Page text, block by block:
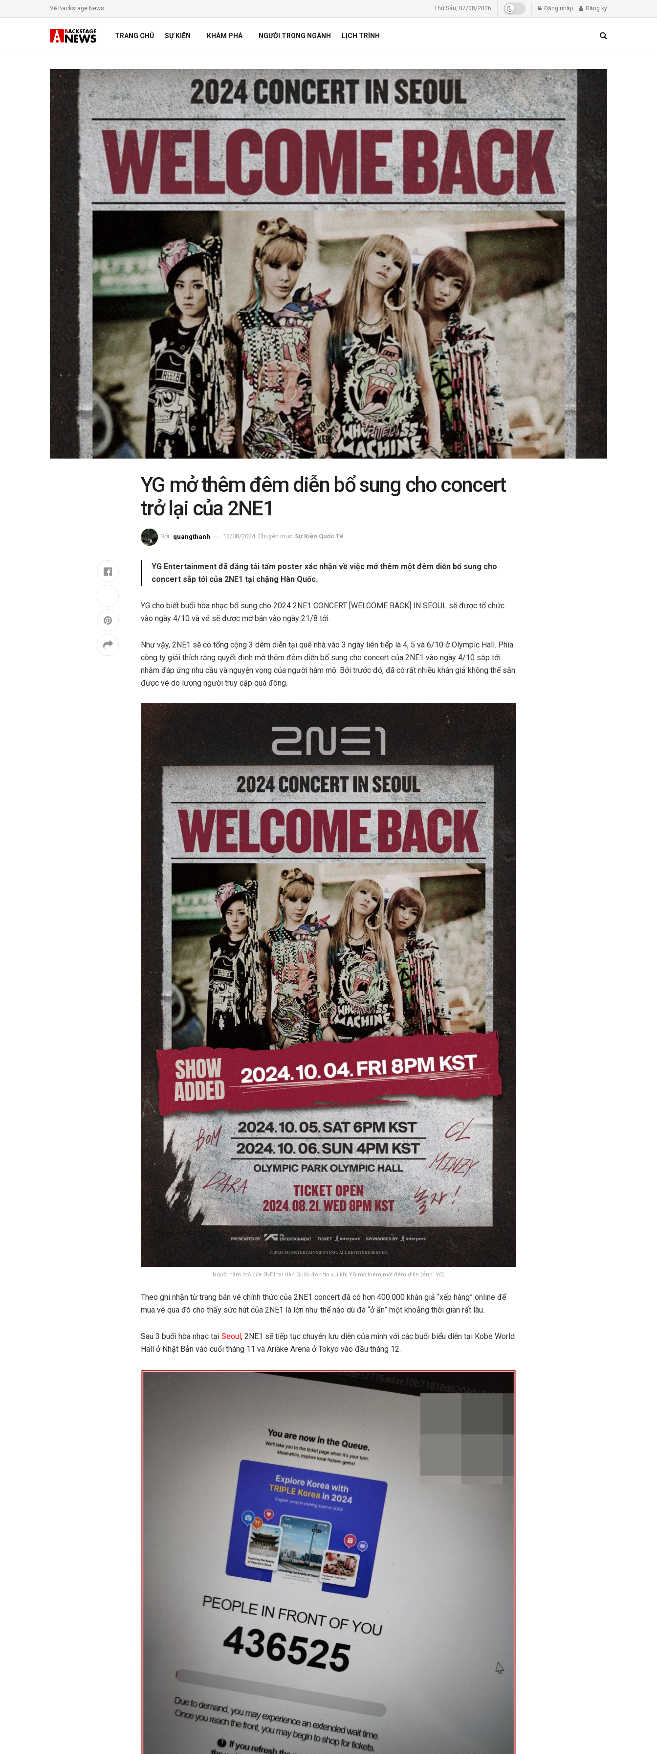
Về Backstage News Thứ Sáu, 07/08/2026 Đăng nhập Đăng ký
TRANG CHỦ SỰ KIỆN KHÁM PHÁ NGƯỜI TRONG NGÀNH LỊCH TRÌNH
YG mở thêm đêm diễn bổ sung cho concert
trở lại của 2NE1
Bởi quangthanh 12/08/2024 Chuyên mục Sự Kiện Quốc Tế
YG Entertainment đã đăng tải tấm poster xác nhận về việc mở thêm một đêm diễn bổ sung cho
concert sắp tới của 2NE1 tại chặng Hàn Quốc.
YG cho biết buổi hòa nhạc bổ sung cho 2024 2NE1 CONCERT [WELCOME BACK] IN SEOUL sẽ được tổ chức
vào ngày 4/10 và vé sẽ được mở bán vào ngày 21/8 tới.
Như vậy, 2NE1 sẽ có tổng cộng 3 dêm diễn tại quê nhà vào 3 ngày liên tiếp là 4, 5 và 6/10 ở Olympic Hall. Phía
công ty giải thích rằng quyết định mở thêm đêm diễn bổ sung cho concert của 2NE1 vào ngày 4/10 sắp tới
nhằm đáp ứng nhu cầu và nguyện vọng của người hâm mộ. Bởi trước đó, đã có rất nhiều khán giả không thể săn
được vé do lượng người truy cập quá đông.
Người hâm mộ của 2NE1 tại Hàn Quốc đón tin vui khi YG mở thêm một đêm diễn (Ảnh: YG)
Theo ghi nhận từ trang bán vé chính thức của 2NE1 concert đã có hơn 400.000 khán giả “xếp hàng” online để
mua vé qua đó cho thấy sức hút của 2NE1 là lớn như thế nào dù đã “ở ẩn” một khoảng thời gian rất lâu.
Sau 3 buổi hòa nhạc tại Seoul, 2NE1 sẽ tiếp tục chuyến lưu diễn của mình với các buổi biểu diễn tại Kobe World
Hall ở Nhật Bản vào cuối tháng 11 và Ariake Arena ở Tokyo vào đầu tháng 12.